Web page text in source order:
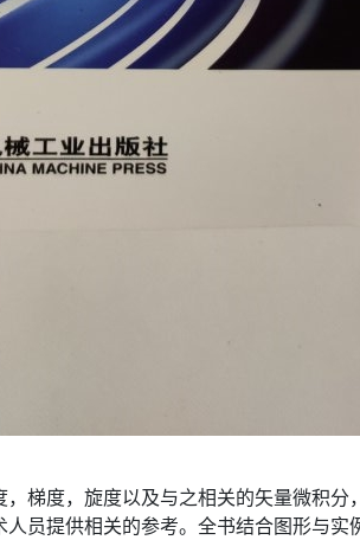
梯度，旋度以及与之相关的矢量微积
员提供相关的参考。全书结合图形与实